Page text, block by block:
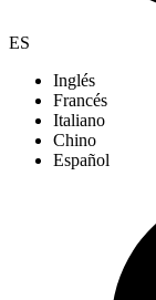
ES
Inglés
Francés
Italiano
Chino
Español